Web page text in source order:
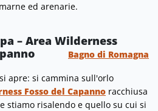
ed arenarie.
– Area Wilderness
Bagno di Romagna
apre: si cammina sull'orlo
Fosso del Capanno racchiusa
stiamo risalendo e quello su cui si